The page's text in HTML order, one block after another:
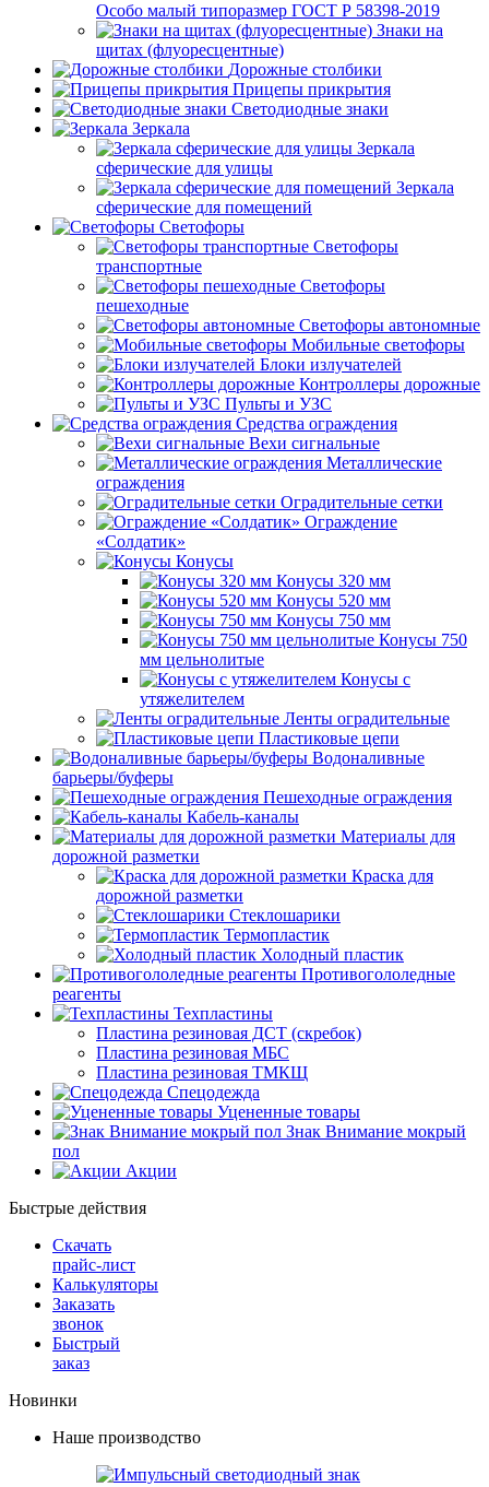
Особо малый типоразмер ГОСТ Р 58398-2019
Знаки на
щитах (флуоресцентные)
Дорожные столбики
Прицепы прикрытия
Светодиодные знаки
Зеркала
Зеркала
сферические для улицы
Зеркала
сферические для помещений
Светофоры
Светофоры
транспортные
Светофоры
пешеходные
Светофоры автономные
Мобильные светофоры
Блоки излучателей
Контроллеры дорожные
Пульты и УЗС
Средства ограждения
Вехи сигнальные
Металлические
ограждения
Оградительные сетки
Ограждение
«Солдатик»
Конусы
Конусы 320 мм
Конусы 520 мм
Конусы 750 мм
Конусы 750
мм цельнолитые
Конусы с
утяжелителем
Ленты оградительные
Пластиковые цепи
Водоналивные
барьеры/буферы
Пешеходные ограждения
Кабель-каналы
Материалы для
дорожной разметки
Краска для
дорожной разметки
Стеклошарики
Термопластик
Холодный пластик
Противогололедные
реагенты
Техпластины
Пластина резиновая ДСТ (скребок)
Пластина резиновая МБС
Пластина резиновая ТМКЩ
Спецодежда
Уцененные товары
Знак Внимание мокрый
пол
Акции
Быстрые действия
Скачать
прайс-лист
Калькуляторы
Заказать
звонок
Быстрый
заказ
Новинки
Наше производство